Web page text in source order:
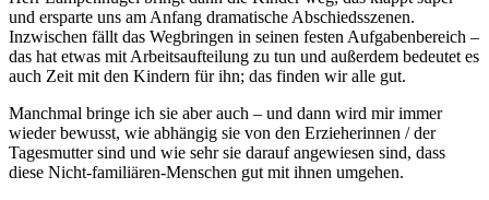
und ersparte uns am Anfang dramatische Abschiedsszenen.
Inzwischen fällt das Wegbringen in seinen festen Aufgabenbereich –
das hat etwas mit Arbeitsaufteilung zu tun und außerdem bedeutet es
auch Zeit mit den Kindern für ihn; das finden wir alle gut.
Manchmal bringe ich sie aber auch – und dann wird mir immer
wieder bewusst, wie abhängig sie von den Erzieherinnen / der
Tagesmutter sind und wie sehr sie darauf angewiesen sind, dass
diese Nicht-familiären-Menschen gut mit ihnen umgehen.